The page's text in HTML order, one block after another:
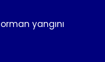
yangını